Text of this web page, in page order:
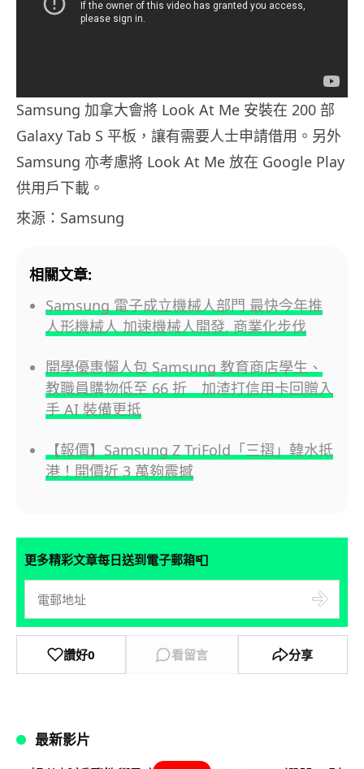
Samsung 加拿大會將 Look At Me 安裝在 200 部
Galaxy Tab S 平板，讓有需要人士申請借用。另外
Samsung 亦考慮將 Look At Me 放在 Google Play
供用戶下載。
來源：Samsung
相關文章:
Samsung 電子成立機械人部門 最快今年推
人形機械人 加速機械人開發, 商業化步伐
開學優惠懶人包 Samsung 教育商店學生、
教職員購物低至 66 折 加渣打信用卡回贈入
手 AI 裝備更抵
【報價】Samsung Z TriFold「三摺」韓水抵
港！開價近 3 萬夠震撼
更多精彩文章每日送到電子郵箱📮
讚好0 看留言 分享
最新影片